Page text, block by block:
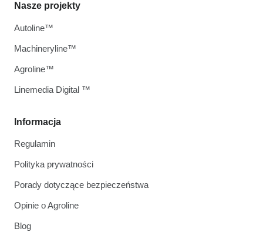
Informacja
Regulamin
Polityka prywatności
Porady dotyczące bezpieczeństwa
Opinie o Agroline
Blog
Nasze projekty
Autoline™
Machineryline™
Agroline™
Linemedia Digital ™